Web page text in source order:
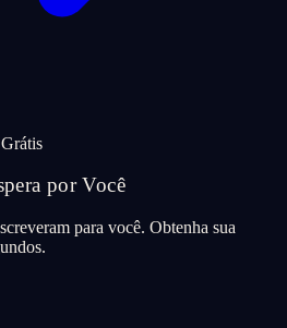
por Você
para você. Obtenha sua